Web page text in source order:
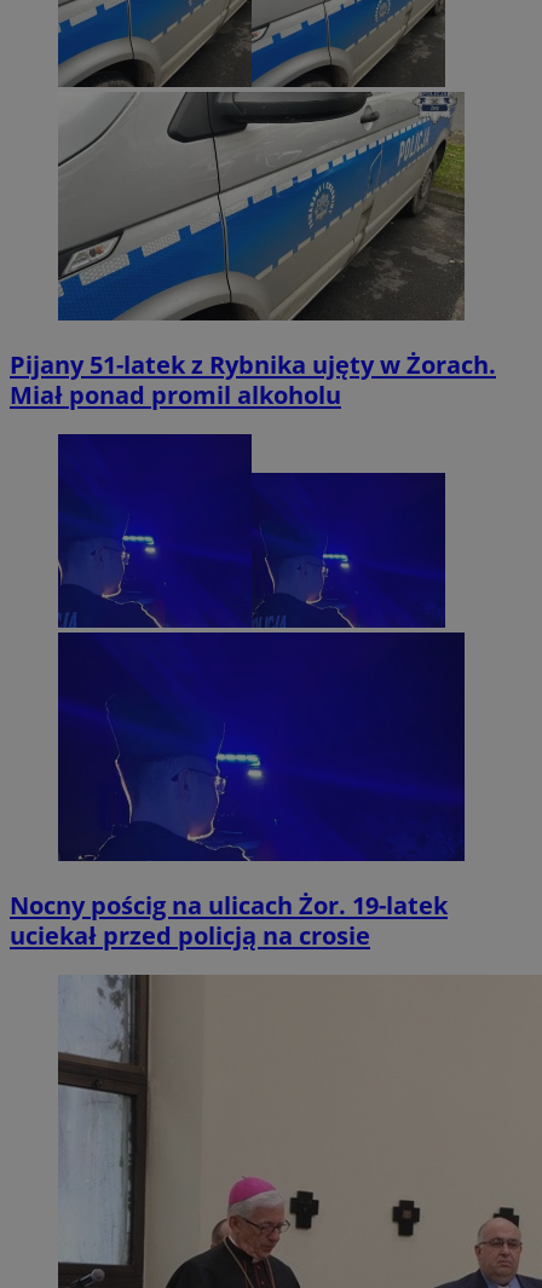
Pijany 51-latek z Rybnika ujęty w Żorach.
Miał ponad promil alkoholu
Nocny pościg na ulicach Żor. 19-latek
uciekał przed policją na crosie